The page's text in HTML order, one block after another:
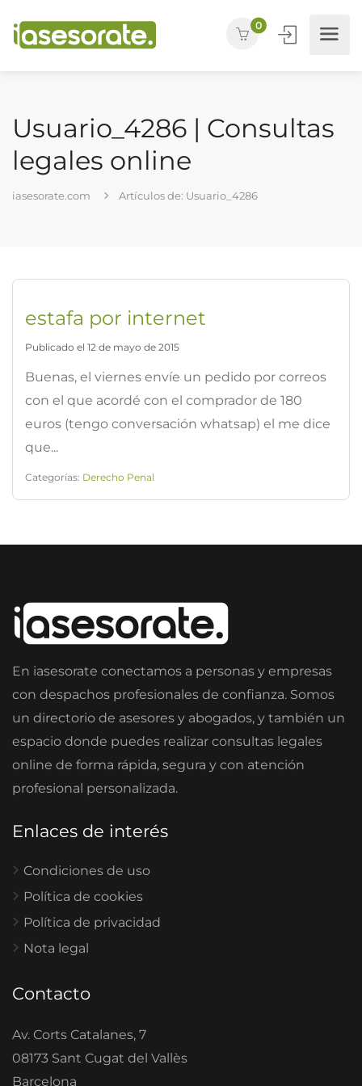
0
Usuario_4286 | Consultas
legales online
iasesorate.com Artículos de: Usuario_4286
estafa por internet
Publicado el 12 de mayo de 2015
Buenas, el viernes envíe un pedido por correos
con el que acordé con el comprador de 180
euros (tengo conversación whatsap) el me dice
que...
Categorías: Derecho Penal
En iasesorate conectamos a personas y empresas
con despachos profesionales de confianza. Somos
un directorio de asesores y abogados, y también un
espacio donde puedes realizar consultas legales
online de forma rápida, segura y con atención
profesional personalizada.
Enlaces de interés
Condiciones de uso
Política de cookies
Política de privacidad
Nota legal
Contacto
Av. Corts Catalanes, 7
08173 Sant Cugat del Vallès
Barcelona